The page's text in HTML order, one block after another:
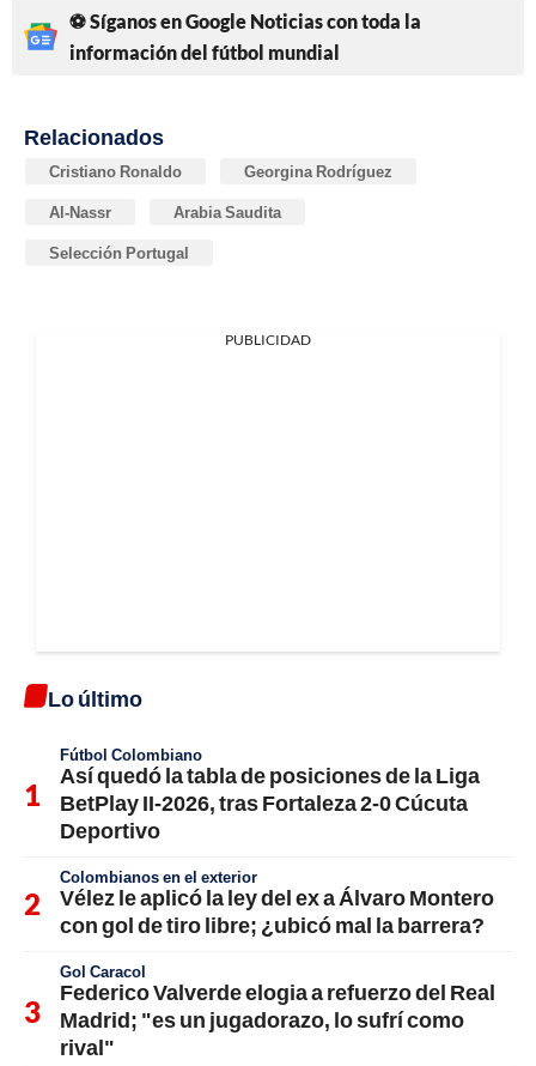
⚽ Síganos en Google Noticias con toda la
información del fútbol mundial
Relacionados
Cristiano Ronaldo Georgina Rodríguez
Al-Nassr Arabia Saudita
Selección Portugal
PUBLICIDAD
Lo último
Fútbol Colombiano
Así quedó la tabla de posiciones de la Liga
BetPlay II-2026, tras Fortaleza 2-0 Cúcuta
Deportivo
Colombianos en el exterior
Vélez le aplicó la ley del ex a Álvaro Montero
con gol de tiro libre; ¿ubicó mal la barrera?
Gol Caracol
Federico Valverde elogia a refuerzo del Real
Madrid; "es un jugadorazo, lo sufrí como
rival"